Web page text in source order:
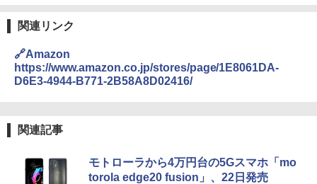
関連リンク
🔗Amazon
https://www.amazon.co.jp/stores/page/1E8061DA-
D6E3-4944-B771-2B58A8D02416/
関連記事
モトローラから4万円台の5Gスマホ「mo
torola edge20 fusion」、22日発売